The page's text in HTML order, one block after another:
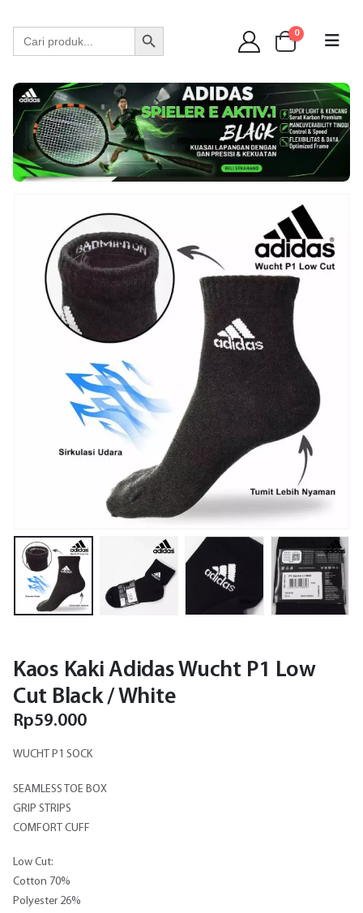
Search
for:
Search Button
0
Kaos Kaki Adidas Wucht P1 Low
Cut Black / White
Rp59.000
WUCHT P1 SOCK
SEAMLESS TOE BOX
GRIP STRIPS
COMFORT CUFF
Low Cut:
Cotton 70%
Polyester 26%